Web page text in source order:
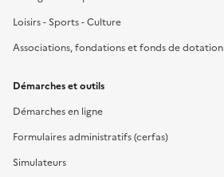
Loisirs - Sports - Culture
Associations, fondations et fonds de dotation
Démarches et outils
Démarches en ligne
Formulaires administratifs (cerfas)
Simulateurs